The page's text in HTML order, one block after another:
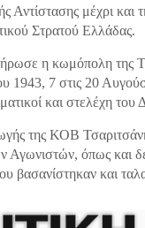
Αντίστασης μέχρι
Στρατού Ελλάδας.
η κωμόπολη της
1943, 7 στις 20
και στελέχη
της ΚΟΒ
Αγωνιστών, όπως και
βασανίστηκαν και